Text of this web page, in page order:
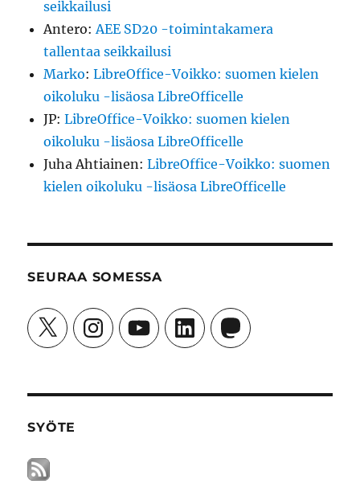
seikkailusi
Antero: AEE SD20 -toimintakamera
tallentaa seikkailusi
Marko:LibreOffice-Voikko: suomen kielen
oikoluku -lisäosa LibreOfficelle
JP:LibreOffice-Voikko: suomen kielen
oikoluku -lisäosa LibreOfficelle
Juha Ahtiainen:LibreOffice-Voikko: suomen
kielen oikoluku -lisäosa LibreOfficelle
SEURAA SOMESSA
X InstagramYouTubeLinkedInMastodon
SYÖTE